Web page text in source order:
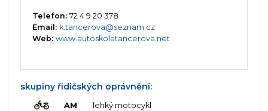
Telefon: 72 4 9 20 378
Email: k.tancerova@seznam.cz
Web: www.autoskolatancerova.net
skupiny řidičských oprávnění:
AM lehký motocykl